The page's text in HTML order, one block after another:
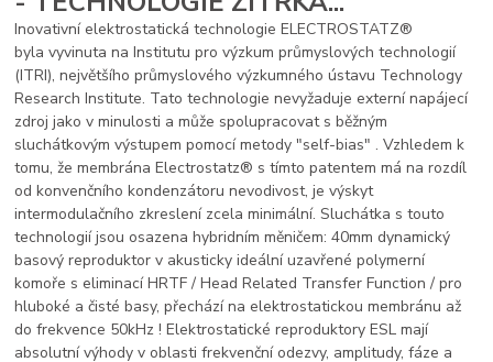
Inovativní elektrostatická technologie ELECTROSTATZ®
byla vyvinuta na Institutu pro výzkum průmyslových technologií
(ITRI), největšího průmyslového výzkumného ústavu Technology
Research Institute. Tato technologie nevyžaduje externí napájecí
zdroj jako v minulosti a může spolupracovat s běžným
sluchátkovým výstupem pomocí metody "self-bias" . Vzhledem k
tomu, že membrána Electrostatz® s tímto patentem má na rozdíl
od konvenčního kondenzátoru nevodivost, je výskyt
intermodulačního zkreslení zcela minimální. Sluchátka s touto
technologií jsou osazena hybridním měničem: 40mm dynamický
basový reproduktor v akusticky ideální uzavřené polymerní
komoře s eliminací HRTF / Head Related Transfer Function / pro
hluboké a čisté basy, přechází na elektrostatickou membránu až
do frekvence 50kHz ! Elektrostatické reproduktory ESL mají
absolutní výhody v oblasti frekvenční odezvy, amplitudy, fáze a